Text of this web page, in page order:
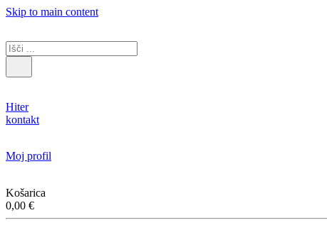
Skip to main content
Hiter
kontakt
Moj profil
Košarica
0,00 €